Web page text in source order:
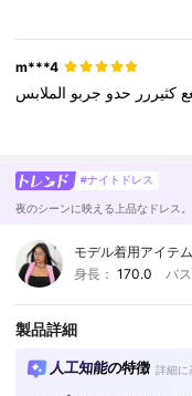
m***4
كثيررر حدو جربو الملابس
#ナイトドレス
夜のシーンに映える上品なドレス。
モデル着用アイテ
身長： 170.0 バ
製品詳細
人工知能の特徴 詳細に